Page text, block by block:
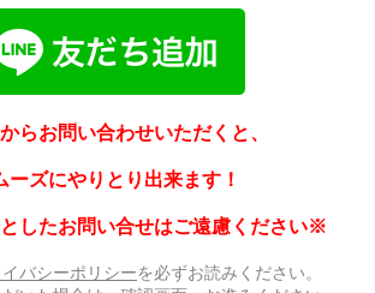
らお問い合わせいただくと、
ーズにやりとり出来ます！
したお問い合せはご遠慮ください※
バシーポリシーを必ずお読みください。